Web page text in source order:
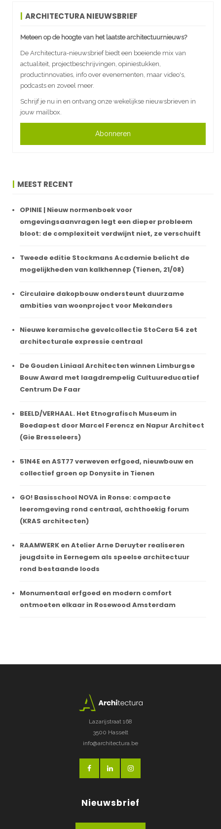
ARCHITECTURA NIEUWSBRIEF
Meteen op de hoogte van het laatste architectuurnieuws?
De Architectura-nieuwsbrief biedt een boeiende mix van
actualiteit, projectbeschrijvingen, opiniestukken,
productinnovaties, info over evenementen, maar video's,
podcasts en zoveel meer.
Schrijf je nu in en ontvang onze wekelijkse nieuwsbrieven in
jouw mailbox.
Abonneren
MEEST RECENT
OPINIE | Nieuw normenboek voor
omgevingsaanvragen legt een dieper probleem
bloot: de complexiteit verdwijnt niet, ze verschuift
Tweede editie Stockmans Academie belicht de
mogelijkheden van kalkhennep (Tienen, 21/08)
Circulaire dakopbouw ondersteunt duurzame
ambities van woonproject voor Mekanders
Nieuwe keramische gevelcollectie StoCera 54 zet
architecturale expressie centraal
De Gouden Liniaal Architecten winnen Limburgse
Bouw Award met laagdrempelig Cultuureducatief
Centrum De Faar
BEELD/VERHAAL. Het Etnografisch Museum in
Boedapest door Marcel Ferencz en Napur Architect
(Gie Bresseleers)
51N4E en AST77 verweven erfgoed, nieuwbouw en
collectief groen op Donysite in Tienen
GO! Basisschool NOVA in Ronse: compacte
leeromgeving rond centraal, achthoekig forum
(KRAS architecten)
RAAMWERK en Atelier Arne Deruyter realiseren
jeugdsite in Eernegem als speelse architectuur
rond bestaande loods
Monumentaal erfgoed en modern comfort
ontmoeten elkaar in Rosewood Amsterdam
Lazarijstraat 168
3500 Hasselt
info@architectura.be
Nieuwsbrief